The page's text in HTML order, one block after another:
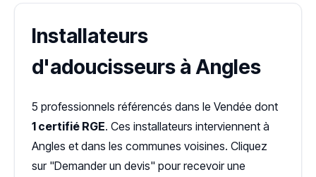
Installateurs
d'adoucisseurs à Angles
5 professionnels référencés dans le Vendée dont
1 certifié RGE. Ces installateurs interviennent à
Angles et dans les communes voisines. Cliquez
sur "Demander un devis" pour recevoir une